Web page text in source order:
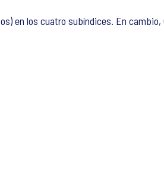
en los cuatro subíndices. En